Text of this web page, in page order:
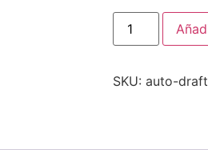
SKU: auto-draft